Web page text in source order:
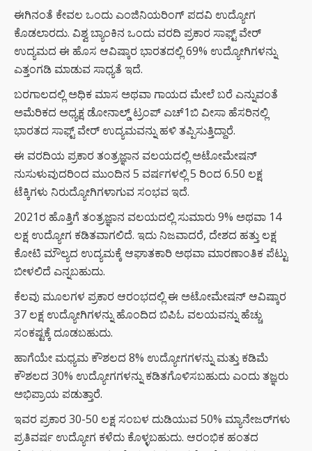
ಈಗಿನಂತೆ ಕೇವಲ ಒಂದು ಎಂಜಿನಿಯರಿಂಗ್ ಪದವಿ ಉದ್ಯೋಗ
ಕೊಡಲಾರದು. ವಿಶ್ವ ಬ್ಯಾಂಕಿನ ಒಂದು ವರದಿ ಪ್ರಕಾರ ಸಾಫ್ಟ್ ವೇರ್
ಉದ್ಯಮದ ಈ ಹೊಸ ಆವಿಷ್ಕಾರ ಭಾರತದಲ್ಲಿ 69% ಉದ್ಯೋಗಿಗಳನ್ನು
ಎತ್ತಂಗಡಿ ಮಾಡುವ ಸಾಧ್ಯತೆ ಇದೆ.
ಬರಗಾಲದಲ್ಲಿ ಅಧಿಕ ಮಾಸ ಅಥವಾ ಗಾಯದ ಮೇಲೆ ಬರೆ ಎನ್ನುವಂತೆ
ಅಮೆರಿಕದ ಅಧ್ಯಕ್ಷ ಡೋನಾಲ್ಡ್ ಟ್ರಂಪ್ ಎಚ್1ಬಿ ವೀಸಾ ಹೆಸರಿನಲ್ಲಿ
ಭಾರತದ ಸಾಫ್ಟ್ ವೇರ್ ಉದ್ಯಮವನ್ನು ಹಳಿ ತಪ್ಪಿಸುತ್ತಿದ್ದಾರೆ.
ಈ ವರದಿಯ ಪ್ರಕಾರ ತಂತ್ರಜ್ಞಾನ ವಲಯದಲ್ಲಿ ಅಟೋಮೇಷನ್
ನುಸುಳುವುದರಿಂದ ಮುಂದಿನ 5 ವರ್ಷಗಳಲ್ಲಿ 5 ರಿಂದ 6.50 ಲಕ್ಷ
ಟೆಕ್ಕಿಗಳು ನಿರುದ್ಯೋಗಿಗಳಾಗುವ ಸಂಭವ ಇದೆ.
2021ರ ಹೊತ್ತಿಗೆ ತಂತ್ರಜ್ಞಾನ ವಲಯದಲ್ಲಿ ಸುಮಾರು 9% ಅಥವಾ 14
ಲಕ್ಷ ಉದ್ಯೋಗ ಕಡಿತವಾಗಲಿದೆ. ಇದು ನಿಜವಾದರೆ, ದೇಶದ ಹತ್ತು ಲಕ್ಷ
ಕೋಟಿ ಮೌಲ್ಯದ ಉದ್ಯಮಕ್ಕೆ ಆಘಾತಕಾರಿ ಅಥವಾ ಮಾರಣಾಂತಿಕ ಪೆಟ್ಟು
ಬೀಳಲಿದೆ ಎನ್ನಬಹುದು.
ಕೆಲವು ಮೂಲಗಳ ಪ್ರಕಾರ ಆರಂಭದಲ್ಲಿ ಈ ಅಟೋಮೇಷನ್ ಆವಿಷ್ಕಾರ
37 ಲಕ್ಷ ಉದ್ಯೋಗಿಗಳನ್ನು ಹೊಂದಿದ ಬಿಪಿಓ ವಲಯವನ್ನು ಹೆಚ್ಚು
ಸಂಕಷ್ಟಕ್ಕೆ ದೂಡಬಹುದು.
ಹಾಗೆಯೇ ಮಧ್ಯಮ ಕೌಶಲದ 8% ಉದ್ಯೋಗಗಳನ್ನು ಮತ್ತು ಕಡಿಮೆ
ಕೌಶಲದ 30% ಉದ್ಯೋಗಗಳನ್ನು ಕಡಿತಗೊಳಿಸಬಹುದು ಎಂದು ತಜ್ಞರು
ಅಭಿಪ್ರಾಯ ಪಡುತ್ತಾರೆ.
ಇವರ ಪ್ರಕಾರ 30-50 ಲಕ್ಷ ಸಂಬಳ ದುಡಿಯುವ 50% ಮ್ಯಾನೇಜರ್‌ಗಳು
ಪ್ರತಿವರ್ಷ ಉದ್ಯೋಗ ಕಳೆದು ಕೊಳ್ಳಬಹುದು. ಆರಂಭಿಕ ಹಂತದ